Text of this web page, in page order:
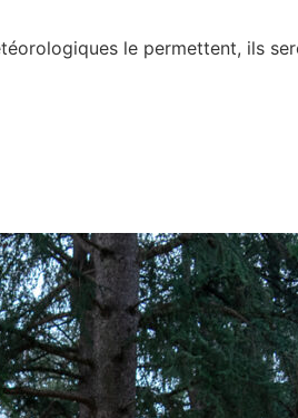
le permettent, ils